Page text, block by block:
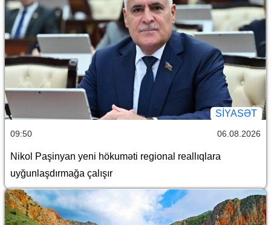
SİYASƏT
09:50 06.08.2026
Nikol Paşinyan yeni hökuməti regional reallıqlara
uyğunlaşdırmağa çalışır